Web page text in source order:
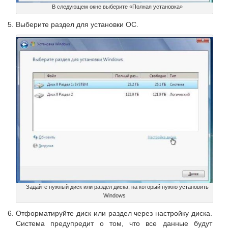
В следующем окне выберите «Полная установка»
Выберите раздел для установки ОС.
Задайте нужный диск или раздел диска, на который нужно установить
Windows
Отформатируйте диск или раздел через настройку диска.
Система предупредит о том, что все данные будут